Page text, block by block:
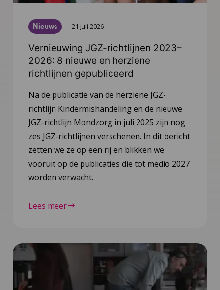
Nieuws 21 juli 2026
Vernieuwing JGZ-richtlijnen 2023–
2026: 8 nieuwe en herziene
richtlijnen gepubliceerd
Na de publicatie van de herziene JGZ-
richtlijn Kindermishandeling en de nieuwe
JGZ-richtlijn Mondzorg in juli 2025 zijn nog
zes JGZ-richtlijnen verschenen. In dit bericht
zetten we ze op een rij en blikken we
vooruit op de publicaties die tot medio 2027
worden verwacht.
Lees meer